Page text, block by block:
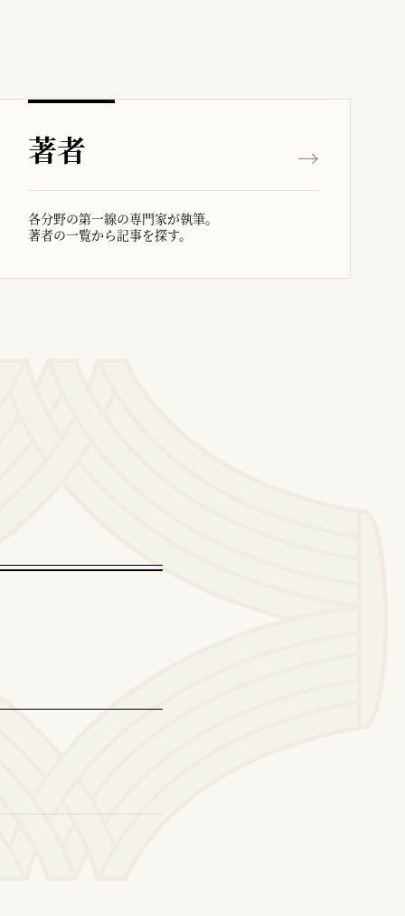
著者
各分野の第一線の専門家が執筆。
著者の一覧から記事を探す。